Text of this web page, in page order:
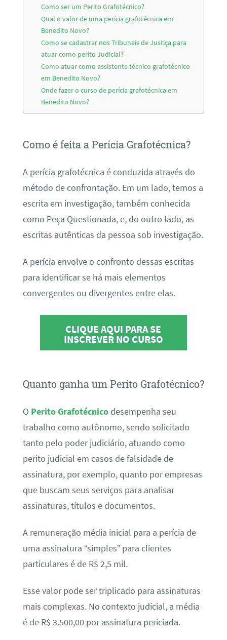
Como ser um Perito Grafotécnico?
Qual o valor de uma perícia grafotécnica em
Benedito Novo?
Como se cadastrar nos Tribunais de Justiça para
atuar como perito Judicial?
Como atuar como assistente técnico grafotécnico
em Benedito Novo?
Onde fazer o curso de perícia grafotécnica em
Benedito Novo?
Como é feita a Perícia Grafotécnica?
A perícia grafotécnica é conduzida através do
método de confrontação. Em um lado, temos a
escrita em investigação, também conhecida
como Peça Questionada, e, do outro lado, as
escritas autênticas da pessoa sob investigação.
A perícia envolve o confronto dessas escritas
para identificar se há mais elementos
convergentes ou divergentes entre elas.
CLIQUE AQUI PARA SE
INSCREVER NO CURSO
Quanto ganha um Perito Grafotécnico?
O Perito Grafotécnicodesempenha seu
trabalho como autônomo, sendo solicitado
tanto pelo poder judiciário, atuando como
perito judicial em casos de falsidade de
assinatura, por exemplo, quanto por empresas
que buscam seus serviços para analisar
assinaturas, títulos e documentos.
A remuneração média inicial para a perícia de
uma assinatura “simples” para clientes
particulares é de R$ 2,5 mil.
Esse valor pode ser triplicado para assinaturas
mais complexas. No contexto judicial, a média
é de R$ 3.500,00 por assinatura periciada.